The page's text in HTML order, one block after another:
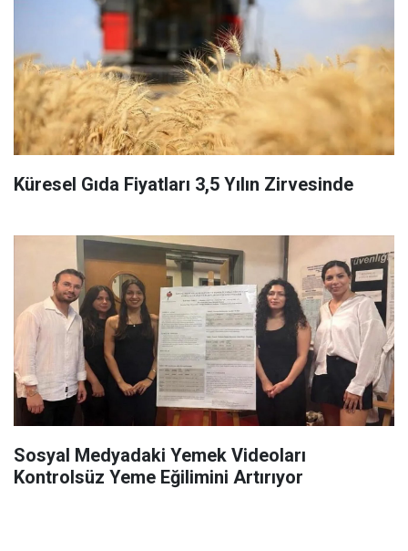
Küresel Gıda Fiyatları 3,5 Yılın Zirvesinde
Sosyal Medyadaki Yemek Videoları
Kontrolsüz Yeme Eğilimini Artırıyor